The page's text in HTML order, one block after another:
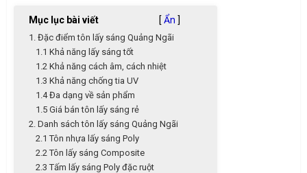
Mục lục bài viết [ Ẩn ]
1. Đặc điểm tôn lấy sáng Quảng Ngãi
1.1 Khả năng lấy sáng tốt
1.2 Khả năng cách âm, cách nhiệt
1.3 Khả năng chống tia UV
1.4 Đa dạng về sản phẩm
1.5 Giá bán tôn lấy sáng rẻ
2. Danh sách tôn lấy sáng Quảng Ngãi
2.1 Tôn nhựa lấy sáng Poly
2.2 Tôn lấy sáng Composite
2.3 Tấm lấy sáng Poly đặc ruột